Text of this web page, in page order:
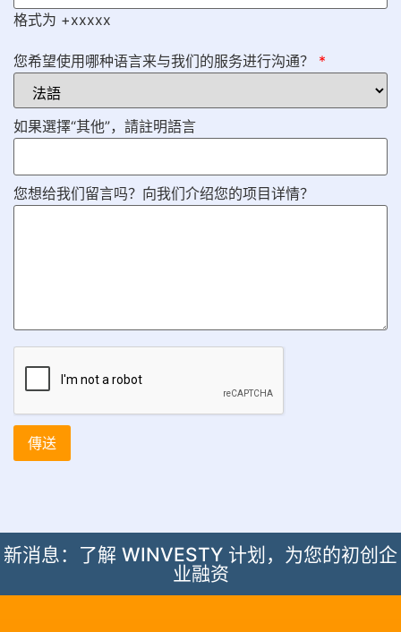
格式为 +xxxxx
您希望使用哪种语言来与我们的服务进行沟通？ *
如果選擇“其他”，請註明語言
您想给我们留言吗？向我们介绍您的项目详情？
新消息：了解 WINVESTY 计划，为您的初创企
业融资